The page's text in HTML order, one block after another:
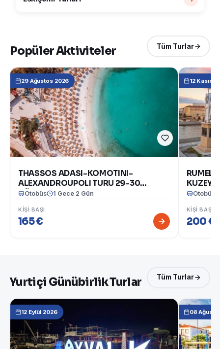
Popüler Aktiviteler Tüm Turlar
29 Ağustos 2026
THASSOS ADASI-KOMOTINI-
ALEXANDROUPOLI TURU 29-30
AĞUSTOS 2026
Otobüs 1 Gece 2 Gün
KIŞI BAŞI
165 €
12 Kasım
KUZEY
Otobüs
KIŞI BAŞI
200 €
Yurtiçi Günübirlik Turlar Tüm Turlar
12 Eylül 2026 08